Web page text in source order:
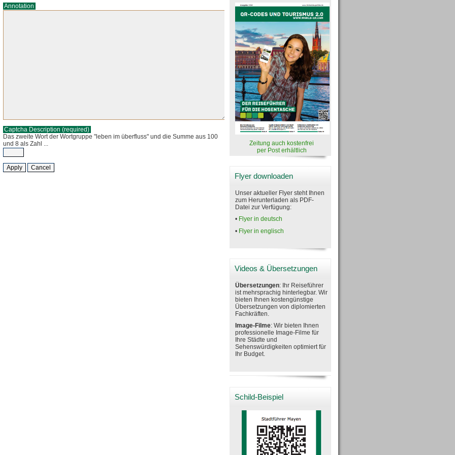
Annotation
Captcha Description (required)
Das zweite Wort der Wortgruppe "leben im überfluss" und die Summe aus 100
und 8 als Zahl ...
Zeitung auch kostenfrei
per Post erhältlich
Flyer downloaden
Unser aktueller Flyer steht Ihnen
zum Herunterladen als PDF-
Datei zur Verfügung:
• Flyer in deutsch
• Flyer in englisch
Videos & Übersetzungen
Übersetzungen: Ihr Reiseführer
ist mehrsprachig hinterlegbar. Wir
bieten Ihnen kostengünstige
Übersetzungen von diplomierten
Fachkräften.
Image-Filme: Wir bieten Ihnen
professionelle Image-Filme für
Ihre Städte und
Sehenswürdigkeiten optimiert für
Ihr Budget.
Schild-Beispiel